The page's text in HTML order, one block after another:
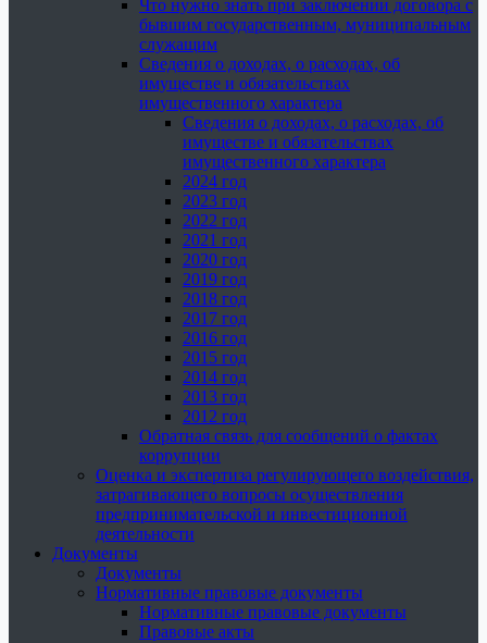
Что нужно знать при заключении договора с
бывшим государственным, муниципальным
служащим
Сведения о доходах, о расходах, об
имуществе и обязательствах
имущественного характера
Сведения о доходах, о расходах, об
имуществе и обязательствах
имущественного характера
2024 год
2023 год
2022 год
2021 год
2020 год
2019 год
2018 год
2017 год
2016 год
2015 год
2014 год
2013 год
2012 год
Обратная связь для сообщений о фактах
коррупции
Оценка и экспертиза регулирующего воздействия,
затрагивающего вопросы осуществления
предпринимательской и инвестиционной
деятельности
Документы
Документы
Нормативные правовые документы
Нормативные правовые документы
Правовые акты